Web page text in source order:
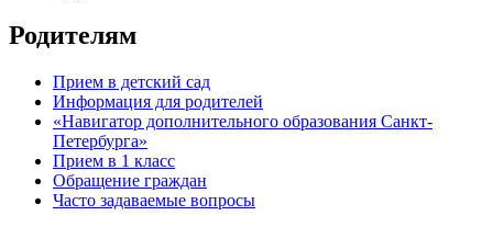
Родителям
Прием в детский сад
Информация для родителей
«Навигатор дополнительного образования Санкт-
Петербурга»
Прием в 1 класс
Обращение граждан
Часто задаваемые вопросы